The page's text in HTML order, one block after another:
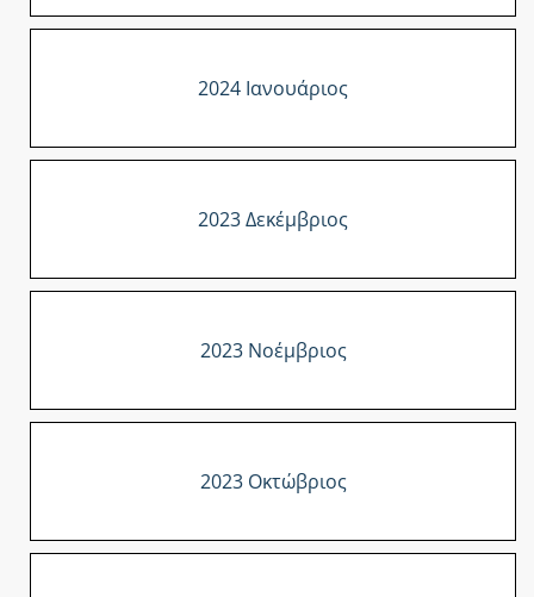
2024 Ιανουάριος
2023 Δεκέμβριος
2023 Νοέμβριος
2023 Οκτώβριος